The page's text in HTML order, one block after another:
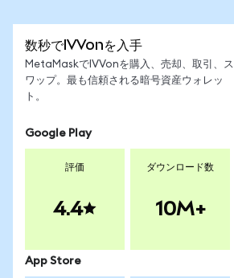
数秒でIVVonを入手
MetaMaskでIVVonを購入、売却、取引、ス
ワップ。最も信頼される暗号資産ウォレッ
ト。
Google Play
評価
4.4
ダウンロード数
10M+
App Store